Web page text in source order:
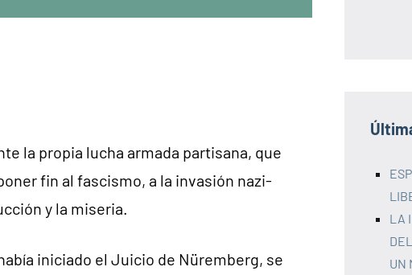
la propia lucha armada partisana, que
fin al fascismo, a la invasión nazi-
y la miseria.
iniciado el Juicio de Nüremberg, se
LA
UN